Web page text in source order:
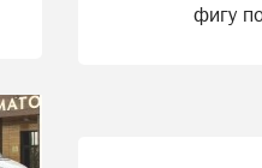
фигу